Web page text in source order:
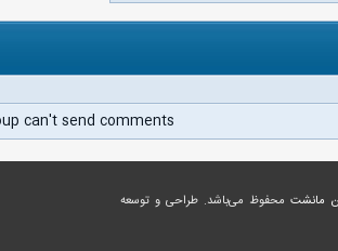
can't send comments.
مانشت محفوظ می‌باشد. طراحی و توسعه